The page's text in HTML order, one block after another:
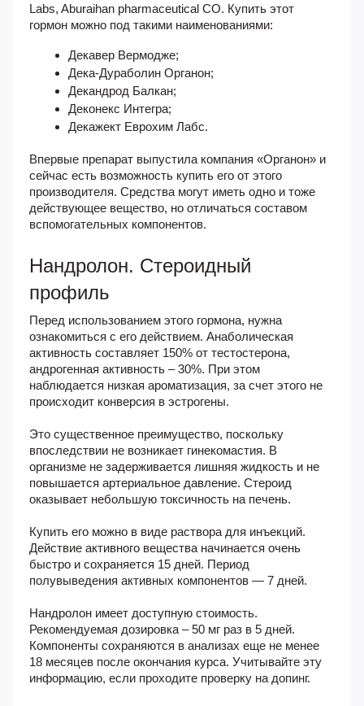
Labs, Aburaihan pharmaceutical CO. Купить этот
гормон можно под такими наименованиями:
Декавер Вермодже;
Дека-Дураболин Органон;
Декандрод Балкан;
Деконекс Интегра;
Декажект Еврохим Лабс.
Впервые препарат выпустила компания «Органон» и
сейчас есть возможность купить его от этого
производителя. Средства могут иметь одно и тоже
действующее вещество, но отличаться составом
вспомогательных компонентов.
Нандролон. Стероидный
профиль
Перед использованием этого гормона, нужна
ознакомиться с его действием. Анаболическая
активность составляет 150% от тестостерона,
андрогенная активность – 30%. При этом
наблюдается низкая ароматизация, за счет этого не
происходит конверсия в эстрогены.
Это существенное преимущество, поскольку
впоследствии не возникает гинекомастия. В
организме не задерживается лишняя жидкость и не
повышается артериальное давление. Стероид
оказывает небольшую токсичность на печень.
Купить его можно в виде раствора для инъекций.
Действие активного вещества начинается очень
быстро и сохраняется 15 дней. Период
полувыведения активных компонентов — 7 дней.
Нандролон имеет доступную стоимость.
Рекомендуемая дозировка – 50 мг раз в 5 дней.
Компоненты сохраняются в анализах еще не менее
18 месяцев после окончания курса. Учитывайте эту
информацию, если проходите проверку на допинг.